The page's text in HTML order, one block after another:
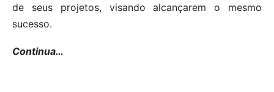
de seus projetos, visando alcançarem o mesmo
sucesso.
Continua…